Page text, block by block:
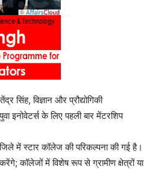
सिंह, विज्ञान और प्रौद्योगिकी
इनोवेटर्स के लिए पहली बार मेंटरशिप
जिले में स्टार कॉलेज की परिकल्पना की गई है।
कॉलेजों में विशेष रूप से ग्रामीण क्षेत्रों या